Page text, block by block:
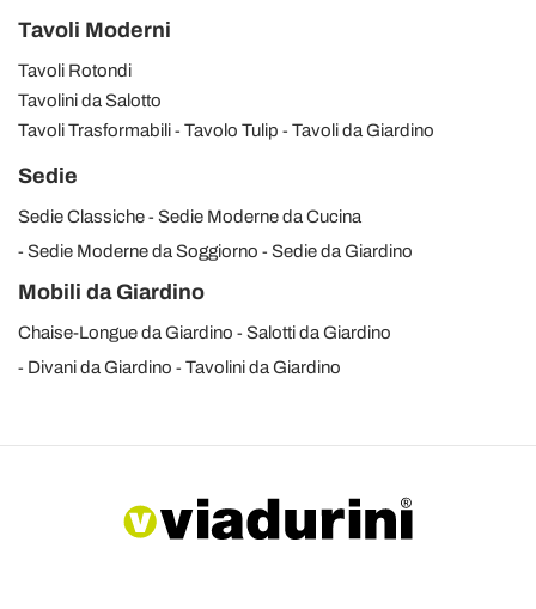
Tavoli Moderni
Tavoli Rotondi
Tavolini da Salotto
Tavoli Trasformabili
Tavolo Tulip Tavoli da Giardino
Sedie
Sedie Classiche
Sedie Moderne da Cucina
Sedie Moderne da Soggiorno
Sedie da Giardino
Mobili da Giardino
Chaise-Longue da Giardino
Salotti da Giardino
Divani da Giardino
Tavolini da Giardino